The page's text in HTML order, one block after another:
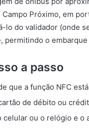
Próximo, em
lo do validador (onde
permitindo o
a passo
que a função NFC
de débito ou
celular ou o relógio e o